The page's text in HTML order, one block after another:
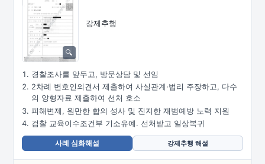
강제추행
경찰조사를 앞두고, 방문상담 및 선임
2차례 변호인의견서 제출하여 사실관계·법리 주장하고, 다수
의 양형자료 제출하여 선처 호소
피해변제, 원만한 합의 성사 및 진지한 재범예방 노력 지원
검찰 교육이수조건부 기소유예. 선처받고 일상복귀
사례 심화해설 강제추행 해설